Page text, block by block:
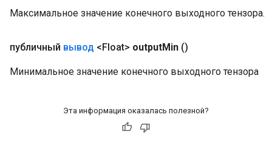
Максимальное значение конечного выходного тензора.
публичный вывод <Float> outputMin ()
Минимальное значение конечного выходного тензора
Эта информация оказалась полезной?